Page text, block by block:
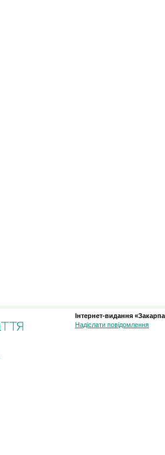
Інтернет-видання
Надіслати повідомлення